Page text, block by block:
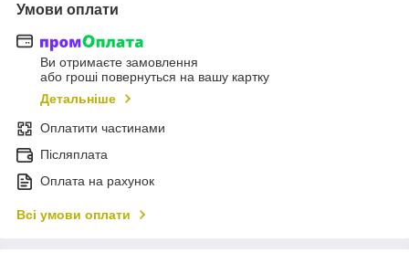
Умови оплати
Ви отримаєте замовлення
або гроші повернуться на вашу картку
Детальніше
Оплатити частинами
Післяплата
Оплата на рахунок
Всі умови оплати